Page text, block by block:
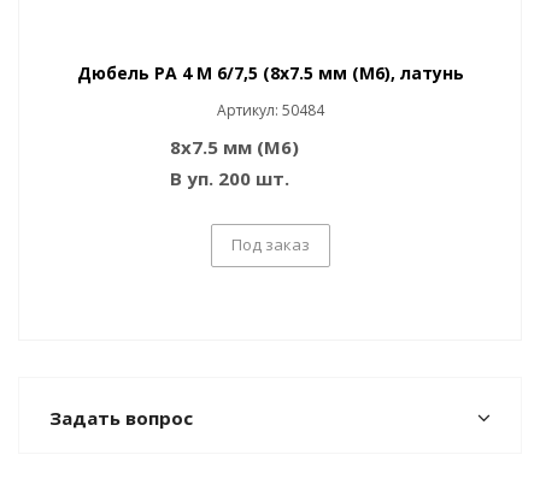
Дюбель PA 4 M 6/7,5 (8x7.5 мм (M6), латунь
Артикул: 50484
8x7.5 мм (M6)
В уп. 200 шт.
Под заказ
Задать вопрос